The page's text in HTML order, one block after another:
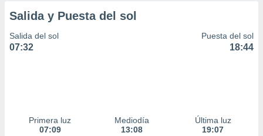
Salida y Puesta del sol
Salida del sol
07:32
Puesta del sol
18:44
Primera luz
07:09
Mediodía
13:08
Última luz
19:07